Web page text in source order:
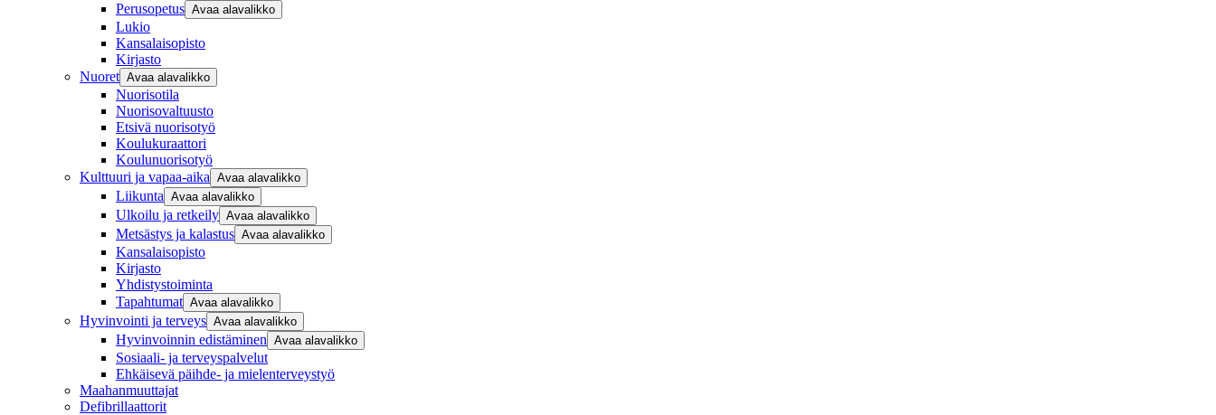
Perusopetus Avaa alavalikko
Lukio
Kansalaisopisto
Kirjasto
Nuoret Avaa alavalikko
Nuorisotila
Nuorisovaltuusto
Etsivä nuorisotyö
Koulukuraattori
Koulunuorisotyö
Kulttuuri ja vapaa-aika Avaa alavalikko
Liikunta Avaa alavalikko
Ulkoilu ja retkeily Avaa alavalikko
Metsästys ja kalastus Avaa alavalikko
Kansalaisopisto
Kirjasto
Yhdistystoiminta
Tapahtumat Avaa alavalikko
Hyvinvointi ja terveys Avaa alavalikko
Hyvinvoinnin edistäminen Avaa alavalikko
Sosiaali- ja terveyspalvelut
Ehkäisevä päihde- ja mielenterveystyö
Maahanmuuttajat
Defibrillaattorit